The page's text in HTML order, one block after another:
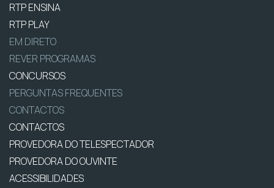
RTP ENSINA
RTP PLAY
EM DIRETO
REVER PROGRAMAS
CONCURSOS
PERGUNTAS FREQUENTES
CONTACTOS
CONTACTOS
PROVEDORA DO TELESPECTADOR
PROVEDORA DO OUVINTE
ACESSIBILIDADES